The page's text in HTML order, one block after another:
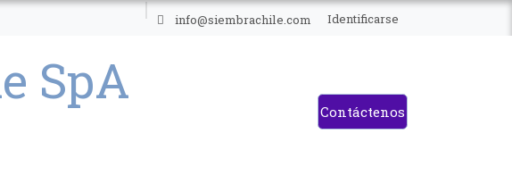
info@siembrachile.com Identificarse
Contáctenos